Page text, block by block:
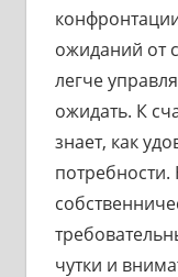
ожиданий от
легче
ожидать. К
знает, как
чутки и